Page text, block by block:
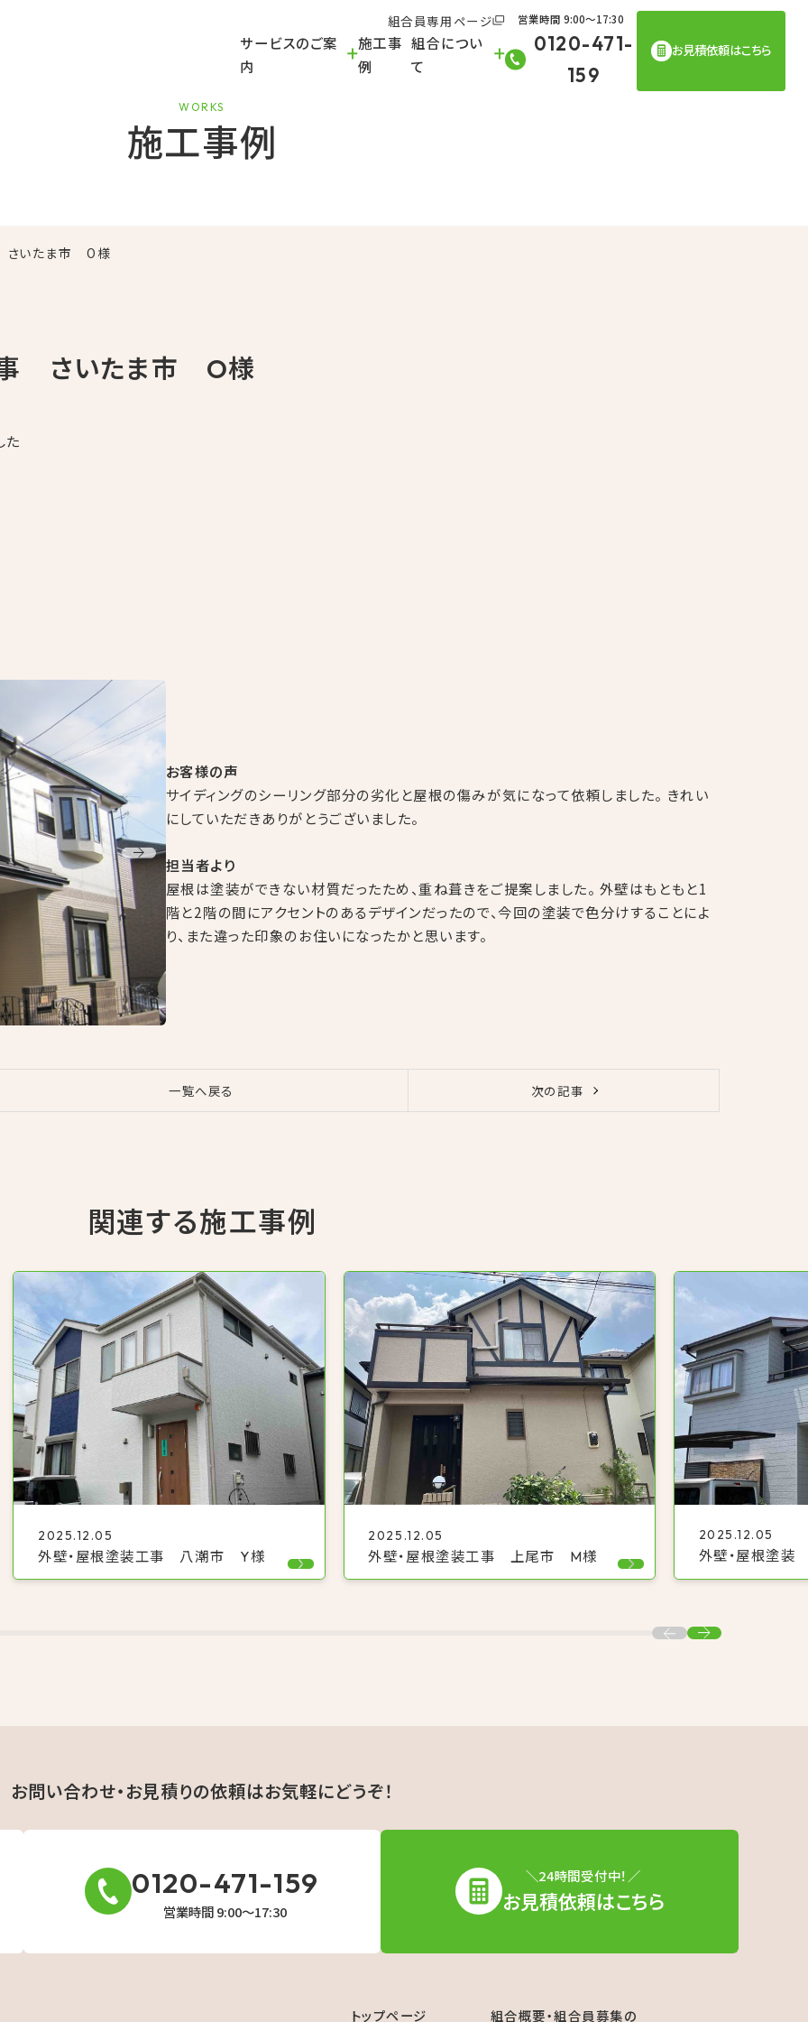
組合員専用ページ
サービスのご案
内
施工事
例
組合につい
て
営業時間 9:00〜17:30
0120-471-
159
お見積依頼はこちら
WORKS
施工事例
さいたま市 O様
事 さいたま市 O様
た
お客様の声
サイディングのシーリング部分の劣化と屋根の傷みが気になって依頼しました。 きれい
にしていただきありがとうございました。
担当者より
屋根は塗装ができない材質だったため、重ね葺きをご提案しました。 外壁はもともと1
階と2階の間にアクセントのあるデザインだったので、今回の塗装で色分けすることによ
り、また違った印象のお住いになったかと思います。
一覧へ戻る 次の記事
関連する施工事例
2025.12.05
外壁・屋根塗装工事 八潮市 Y様
2025.12.05
外壁・屋根塗装工事 上尾市 M様
2025.12.05
外壁・屋根塗
お問い合わせ・お見積りの依頼はお気軽にどうぞ！
0120-471-159
営業時間 9:00〜17:30
＼24時間受付中！／
お見積依頼はこちら
トップページ 組合概要・組合員募集の